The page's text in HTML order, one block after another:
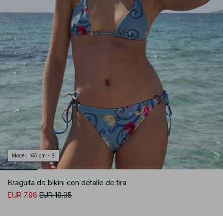
Model : 165 cm - S
Braguita de bikini con detalle de tira
EUR 7.98 EUR 19.95